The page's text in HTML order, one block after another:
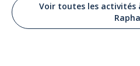
Voir toutes les activités